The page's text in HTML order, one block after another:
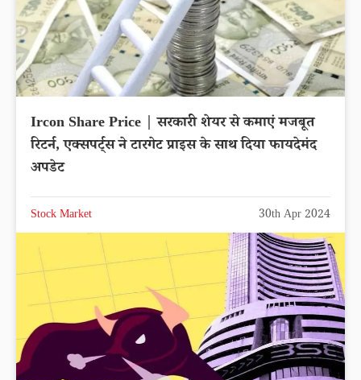
Ircon Share Price | सरकारी शेयर से कमाएं मजबूत
रिटर्न, एक्सपर्ट्स ने टारगेट प्राइस के साथ दिया फायदेमंद
अपडेट
Stock Market 30th Apr 2024